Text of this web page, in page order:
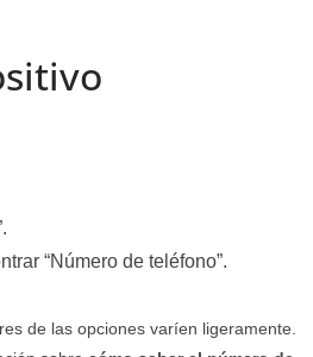
“Número de teléfono”.
de las opciones varíen ligeramente.